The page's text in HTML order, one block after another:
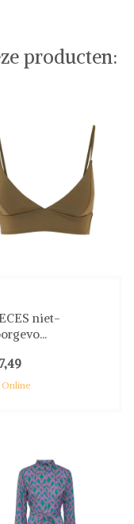
producten:
niet-
Online